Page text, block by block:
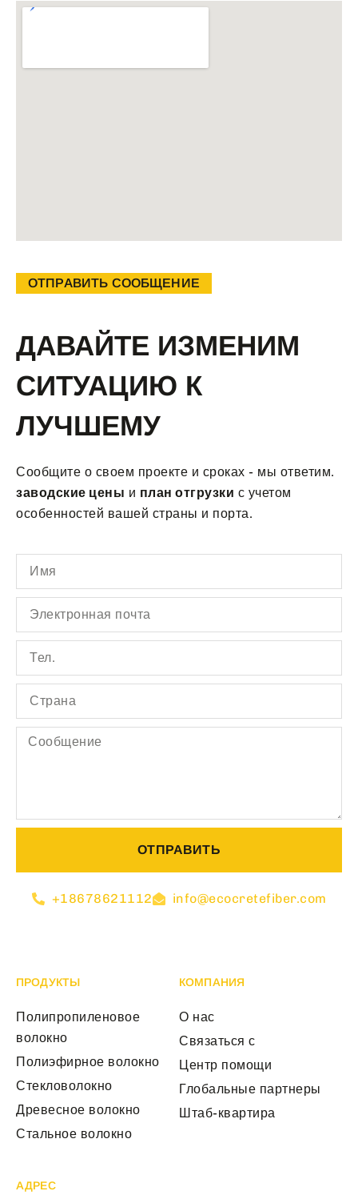
ОТПРАВИТЬ СООБЩЕНИЕ
ДАВАЙТЕ ИЗМЕНИМ
СИТУАЦИЮ К
ЛУЧШЕМУ
Сообщите о своем проекте и сроках - мы ответим.
заводские цены и план отгрузки с учетом
особенностей вашей страны и порта.
ОТПРАВИТЬ
+18678621112 info@ecocretefiber.com
ПРОДУКТЫ
Полипропиленовое
волокно
Полиэфирное волокно
Стекловолокно
Древесное волокно
Стальное волокно
КОМПАНИЯ
О нас
Связаться с
Центр помощи
Глобальные партнеры
Штаб-квартира
АДРЕС